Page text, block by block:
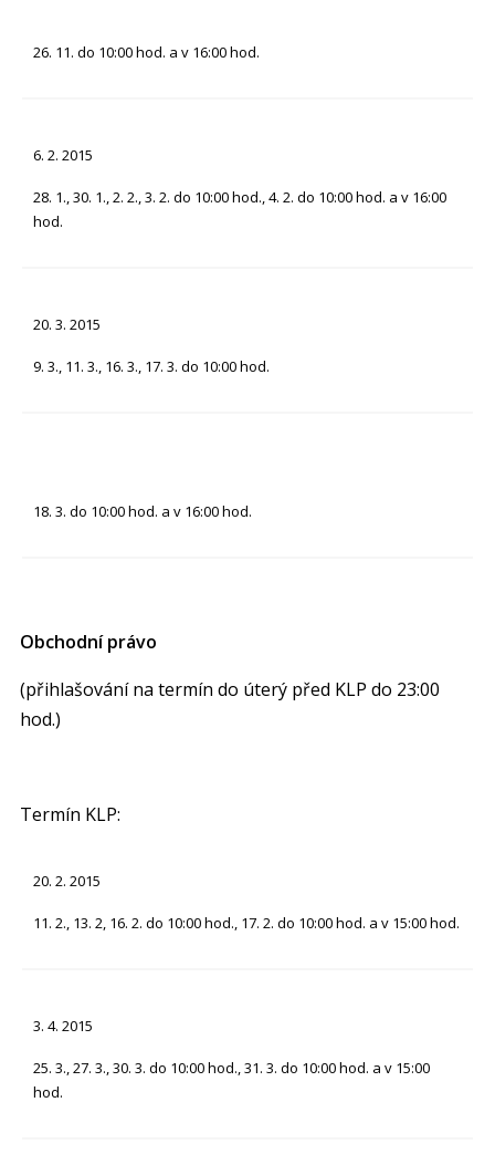
26. 11. do 10:00 hod. a v 16:00 hod.
6. 2. 2015
28. 1., 30. 1., 2. 2., 3. 2. do 10:00 hod., 4. 2. do 10:00 hod. a v 16:00
hod.
20. 3. 2015
9. 3., 11. 3., 16. 3., 17. 3. do 10:00 hod.
18. 3. do 10:00 hod. a v 16:00 hod.
Obchodní právo
(přihlašování na termín do úterý před KLP do 23:00
hod.)
Termín KLP:
20. 2. 2015
11. 2., 13. 2, 16. 2. do 10:00 hod., 17. 2. do 10:00 hod. a v 15:00 hod.
3. 4. 2015
25. 3., 27. 3., 30. 3. do 10:00 hod., 31. 3. do 10:00 hod. a v 15:00
hod.